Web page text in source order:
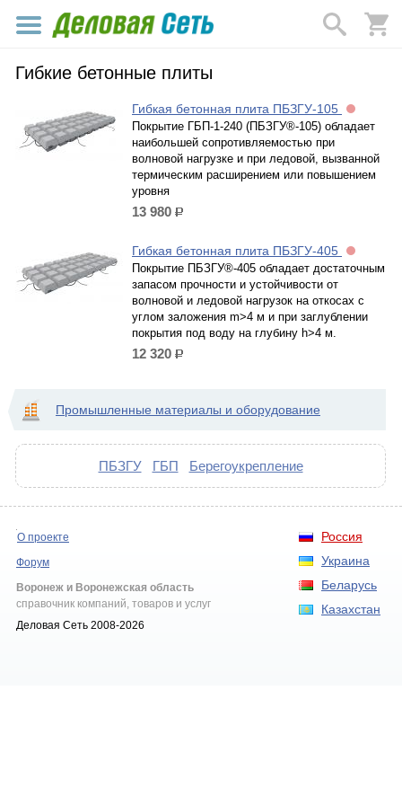
Гибкие бетонные плиты
Гибкая бетонная плита ПБЗГУ-105
Покрытие ГБП-1-240 (ПБЗГУ®-105) обладает
наибольшей сопротивляемостью при
волновой нагрузке и при ледовой, вызванной
термическим расширением или повышением
уровня
13 980 р.
Гибкая бетонная плита ПБЗГУ-405
Покрытие ПБЗГУ®-405 обладает достаточным
запасом прочности и устойчивости от
волновой и ледовой нагрузок на откосах с
углом заложения m>4 м и при заглублении
покрытия под воду на глубину h>4 м.
12 320 р.
Промышленные материалы и оборудование
ПБЗГУ ГБП Берегоукрепление
Россия
Украина
Беларусь
Казахстан
О проекте
Форум
Воронеж и Воронежская область
справочник компаний, товаров и услуг
Деловая Сеть 2008-2026